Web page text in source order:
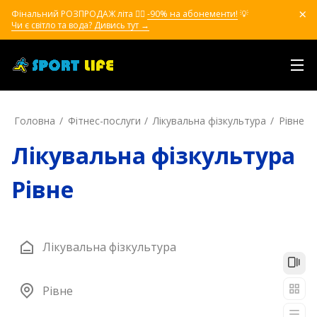
Фінальний РОЗПРОДАЖ літа ❤️‍🔥 -90% на абонементи! 💡
Чи є світло та вода? Дивись тут →
Головна Фітнес-послуги Лікувальна фізкультура Рівне
Лікувальна фізкультура
Рівне
Лікувальна фізкультура
Рівне